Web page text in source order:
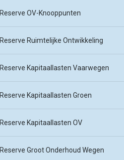
Reserve OV-Knooppunten
Reserve Ruimtelijke Ontwikkeling
Reserve Kapitaallasten Vaarwegen
Reserve Kapitaallasten Groen
Reserve Kapitaallasten OV
Reserve Groot Onderhoud Wegen